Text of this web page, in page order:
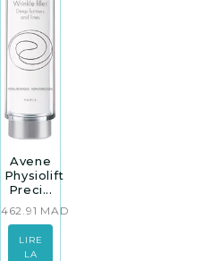
Avene
Physiolift
Preci...
462.91 MAD
LIRE
LA